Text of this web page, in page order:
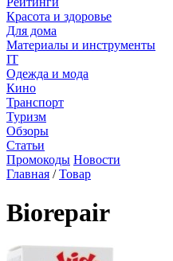
Красота и здоровье
Для дома
Материалы и инструменты
IT
Одежда и мода
Кино
Транспорт
Туризм
Обзоры
Статьи
Промокоды Новости
Главная /Товар
Biorepair